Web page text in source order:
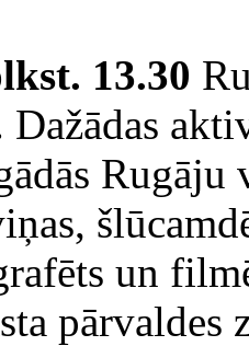
13.30
Dažādas
un
pārvaldes